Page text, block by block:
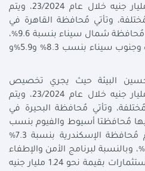
استثمارات بقيمة نحو 2.07 مليار جنيه خلال عام 23/2024، ويتم
وتأتي مُحافظة القاهرة في
المركز الأول بنحو 12%، وتليها مُحافظة شمال سيناء بنسبة 9.6%،
ثم مُحافظات الأقصر والبحيرة وجنوب سيناء بنسب 8.3% و5.9%و
تحسين البيئة حيث يجري تخصيص
استثمارات بقيمة نحو 3.25 مليار جنيه خلال عام 23/2024، ويتم
وتأتي مُحافظة البحيرة في
بنسبة 10.7%، وتليها مُحافظتا أسيوط والفيوم بنسب
10.5% و9.6% علي الترتيب، ثم مُحافظة الإسكندرية بنسبة 7.3%
ومُحافظة بني سويف بنسبة 7%، وبالنسبة لبرنامج الأمن والإطفاء
والمرور فإنه يجري تخصيص استثمارات بقيمة نحو 1.24 مليار جنيه